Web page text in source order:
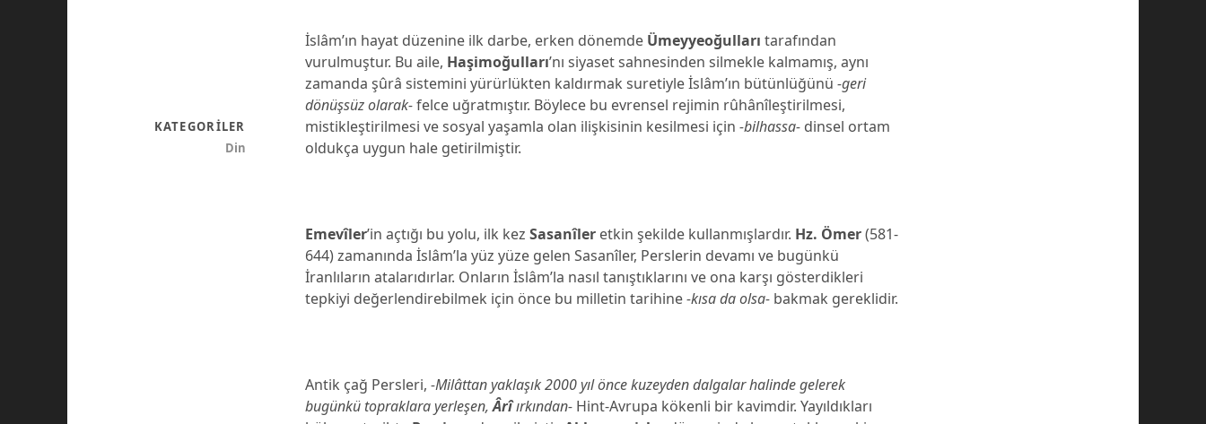
İslâm’ın hayat düzenine ilk darbe, erken dönemde Ümeyyeoğulları tarafından
vurulmuştur. Bu aile, Haşimoğulları’nı siyaset sahnesinden silmekle kalmamış, aynı
zamanda şûrâ sistemini yürürlükten kaldırmak suretiyle İslâm’ın bütünlüğünü-geri
dönüşsüz olarak-felce uğratmıştır. Böylece bu evrensel rejimin rûhânîleştirilmesi,
mistikleştirilmesi ve sosyal yaşamla olan ilişkisinin kesilmesi için-bilhassa- dinsel ortam
oldukça uygun hale getirilmiştir.
Emevîler’in açtığı bu yolu, ilk kezSasanîler etkin şekilde kullanmışlardır. Hz. Ömer(581-
644) zamanında İslâm’la yüz yüze gelen Sasanîler, Perslerin devamı ve bugünkü
İranlıların atalarıdırlar. Onların İslâm’la nasıl tanıştıklarını ve ona karşı gösterdikleri
tepkiyi değerlendirebilmek için önce bu milletin tarihine-kısa da olsa- bakmak gereklidir.
Antik çağ Persleri,-Milâttan yaklaşık 2000 yıl önce kuzeyden dalgalar halinde gelerek
bugünkü topraklara yerleşen,Ârîırkından- Hint-Avrupa kökenli bir kavimdir. Yayıldıkları
KATEGORILER
Din